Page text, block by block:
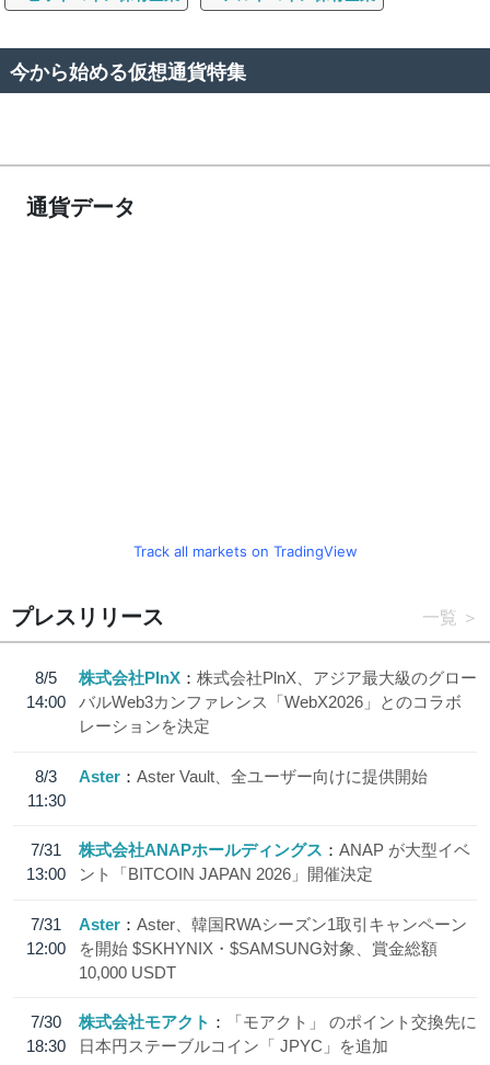
今から始める仮想通貨特集
通貨データ
Track all markets on TradingView
プレスリリース 一覧
8/5
14:00
株式会社PlnX
株式会社PlnX、アジア最大級のグロー
バルWeb3カンファレンス「WebX2026」とのコラボ
レーションを決定
8/3
11:30
Aster Aster Vault、全ユーザー向けに提供開始
7/31
13:00
株式会社ANAPホールディングス
ANAP が大型イベ
ント「BITCOIN JAPAN 2026」開催決定
7/31
12:00
Aster
Aster、韓国RWAシーズン1取引キャンペーン
を開始 $SKHYNIX・$SAMSUNG対象、賞金総額
10,000 USDT
7/30
18:30
株式会社モアクト
「モアクト」 のポイント交換先に
日本円ステーブルコイン「 JPYC」を追加